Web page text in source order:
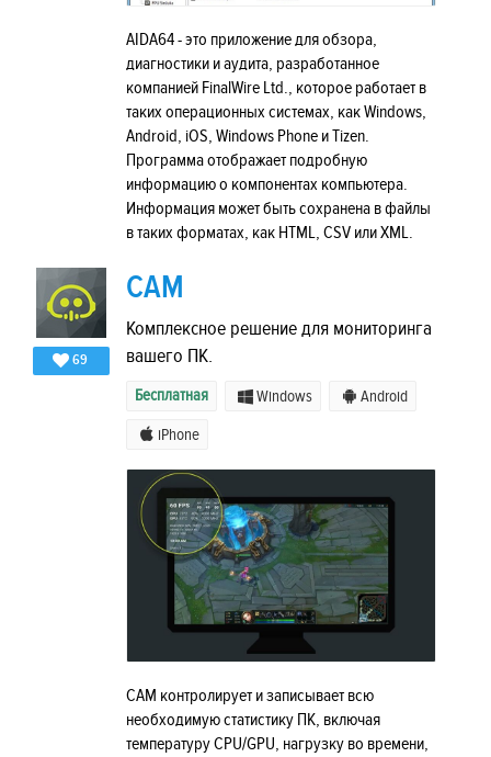
AIDA64 - это приложение для обзора,
диагностики и аудита, разработанное
компанией FinalWire Ltd., которое работает в
таких операционных системах, как Windows,
Android, iOS, Windows Phone и Tizen.
Программа отображает подробную
информацию о компонентах компьютера.
Информация может быть сохранена в файлы
в таких форматах, как HTML, CSV или XML.
69
CAM
Комплексное решение для мониторинга
вашего ПК.
Бесплатная Windows Android
iPhone
CAM контролирует и записывает всю
необходимую статистику ПК, включая
температуру CPU/GPU, нагрузку во времени,